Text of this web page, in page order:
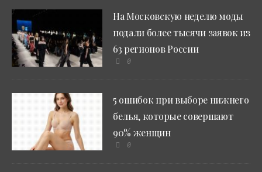
На Московскую неделю моды
подали более тысячи заявок из
63 регионов России
0
5 ошибок при выборе нижнего
белья, которые совершают
90% женщин
0